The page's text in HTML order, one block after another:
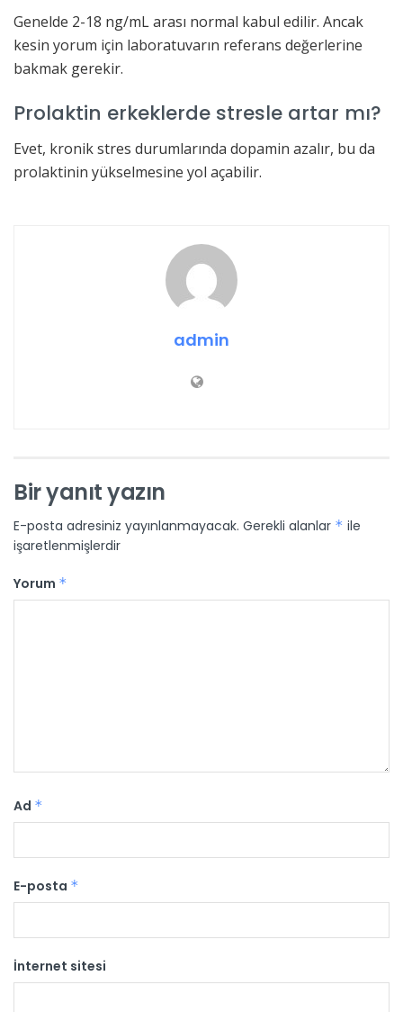
Genelde 2-18 ng/mL arası normal kabul edilir. Ancak
kesin yorum için laboratuvarın referans değerlerine
bakmak gerekir.
Prolaktin erkeklerde stresle artar mı?
Evet, kronik stres durumlarında dopamin azalır, bu da
prolaktinin yükselmesine yol açabilir.
admin
Bir yanıt yazın
E-posta adresiniz yayınlanmayacak. Gerekli alanlar * ile
işaretlenmişlerdir
Yorum *
Ad *
E-posta *
İnternet sitesi